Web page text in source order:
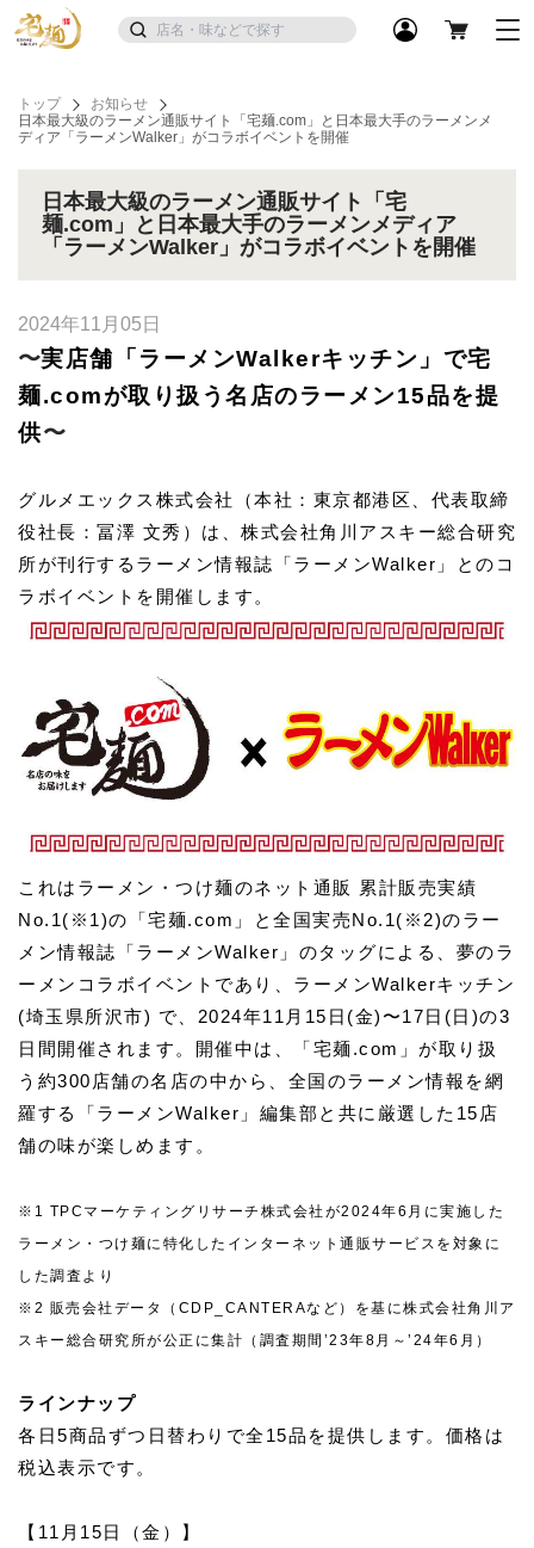
トップ
お知らせ
日本最大級のラーメン通販サイト「宅麺.com」と日本最大手のラーメンメ
ディア「ラーメンWalker」がコラボイベントを開催
日本最大級のラーメン通販サイト「宅
麺.com」と日本最大手のラーメンメディア
「ラーメンWalker」がコラボイベントを開催
2024年11月05日
〜実店舗「ラーメンWalkerキッチン」で宅
麺.comが取り扱う名店のラーメン15品を提
供〜
グルメエックス株式会社（本社：東京都港区、代表取締
役社長：冨澤 文秀）は、株式会社角川アスキー総合研究
所が刊行するラーメン情報誌「ラーメンWalker」とのコ
ラボイベントを開催します。
これはラーメン・つけ麺のネット通販 累計販売実績
No.1(※1)の「宅麺.com」と全国実売No.1(※2)のラー
メン情報誌「ラーメンWalker」のタッグによる、夢のラ
ーメンコラボイベントであり、ラーメンWalkerキッチン
(埼玉県所沢市) で、2024年11月15日(金)〜17日(日)の3
日間開催されます。開催中は、「宅麺.com」が取り扱
う約300店舗の名店の中から、全国のラーメン情報を網
羅する「ラーメンWalker」編集部と共に厳選した15店
舗の味が楽しめます。
※1 TPCマーケティングリサーチ株式会社が2024年6月に実施した
ラーメン・つけ麺に特化したインターネット通販サービスを対象に
した調査より
※2 販売会社データ（CDP_CANTERAなど）を基に株式会社角川ア
スキー総合研究所が公正に集計（調査期間’23年8月～’24年6月）
ラインナップ
各日5商品ずつ日替わりで全15品を提供します。価格は
税込表示です。
【11月15日（金）】